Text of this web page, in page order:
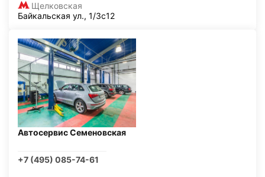
Щелковская
Байкальская ул., 1/3с12
Автосервис Семеновская
+7 (495) 085-74-61